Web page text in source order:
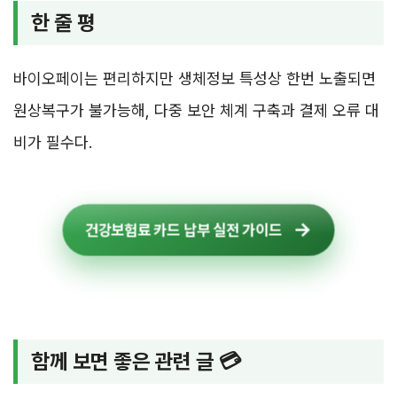
한 줄 평
바이오페이는 편리하지만 생체정보 특성상 한번 노출되면
원상복구가 불가능해, 다중 보안 체계 구축과 결제 오류 대
비가 필수다.
건강보험료 카드 납부 실전 가이드
함께 보면 좋은 관련 글 💳